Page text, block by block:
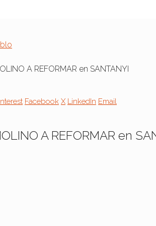
A REFORMAR en SANTANYI
Facebook X LinkedIn Email
A REFORMAR en